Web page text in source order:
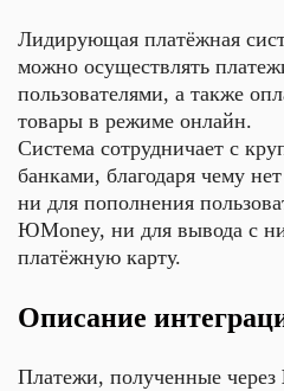
Лидирующая платёжная
можно осуществлять
пользователями, а также
товары в режиме онлайн.
Система сотрудничает с
банками, благодаря чему
ни для пополнения
ЮMoney, ни для вывода с
платёжную карту.
Описание
Платежи, полученные через